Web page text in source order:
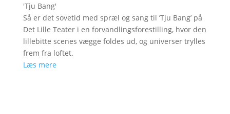
'Tju Bang'
Så er det sovetid med spræl og sang til ’Tju Bang’ på
Det Lille Teater i en forvandlingsforestilling, hvor den
lillebitte scenes vægge foldes ud, og universer trylles
frem fra loftet.
Læs mere